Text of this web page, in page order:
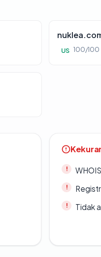
US 100/100
Tidak